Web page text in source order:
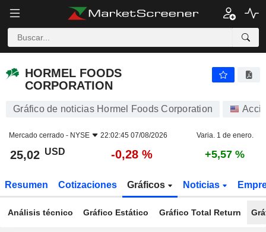
HORMEL FOODS
CORPORATION
Gráfico de noticias Hormel Foods Corporation
Mercado cerrado - NYSE 22:02:45 07/08/2026 Varia. 1 de enero.
25,02 USD -0,28 % +5,57 %
Resumen Cotizaciones Gráficos Noticias
Análisis técnico Gráfico Estático Gráfico Total Return